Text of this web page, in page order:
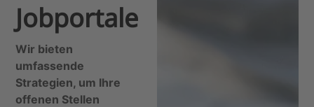
Jobportale
Wir bieten
umfassende
Strategien, um Ihre
offenen Stellen